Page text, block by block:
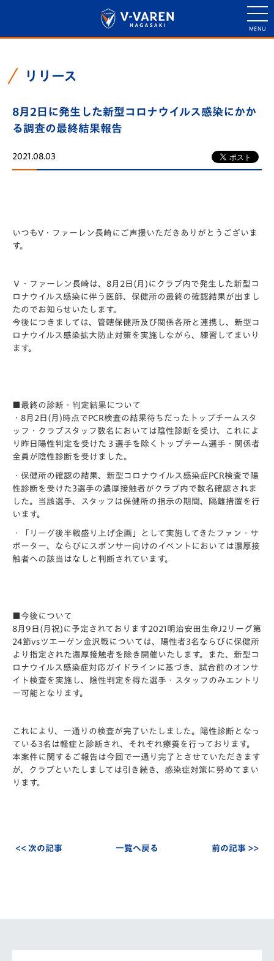
リリース
8月2日に発生した新型コロナウイルス感染にかか
る調査の最終結果報告
2021.08.03
いつもV・ファーレン長崎にご声援いただきありがとうございま
す。
Ｖ・ファーレン長崎は、8月2日(月)にクラブ内で発生した新型コ
ロナウイルス感染に伴う医師、保健所の最終の確認結果が出まし
たのでお知らせいたします。
今後につきましては、管轄保健所及び関係各所と連携し、新型コ
ロナウイルス感染拡大防止対策を実施しながら、練習してまいり
ます。
■最終の診断・判定結果について
・8月2日(月)時点でPCR検査の結果待ちだったトップチームスタ
ッフ・クラブスタッフ数名においては陰性診断を受け、これによ
り昨日陽性判定を受けた３選手を除くトップチーム選手・関係者
全員が陰性診断を受けました。
・保健所の確認の結果、新型コロナウイルス感染症PCR検査で陽
性診断を受けた3選手の濃厚接触者がクラブ内で数名確認されま
した。当該選手、スタッフは保健所の指示の期間、隔離措置を行
います。
・「リーグ後半戦盛り上げ企画」として実施してきたファン・サ
ポーター、ならびにスポンサー向けのイベントにおいては濃厚接
触者への該当はなしと判断されています。
■今後について
8月9日(月祝)に予定されております2021明治安田生命J2リーグ第
24節vsツエーゲン金沢戦については、陽性者3名ならびに保健所
より指定された濃厚接触者を除き開催いたします。また、新型コ
ロナウイルス感染症対応ガイドラインに基づき、試合前のオンサ
イト検査を実施し、陰性判定を得た選手・スタッフのみエントリ
ー可能となります。
これにより、一通りの検査が完了いたしました。陽性診断となっ
ている3名は軽症と診断され、それぞれ療養を行っております。
本案件に関するご報告は今回で一通り完了とさせていただきます
が、クラブといたしましては引き続き、感染症対策に努めてまい
ります。
<< 次の記事 一覧へ戻る 前の記事 >>